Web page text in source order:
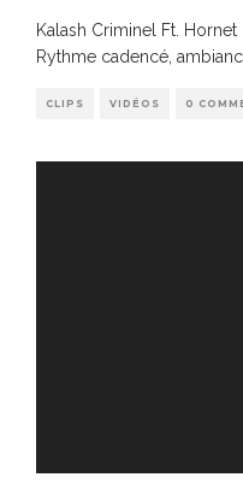
Kalash Criminel Ft. Hornet
Rythme cadencé,
CLIPS VIDÉOS 0